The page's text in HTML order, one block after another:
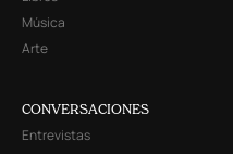
Música
Arte
CONVERSACIONES
Entrevistas